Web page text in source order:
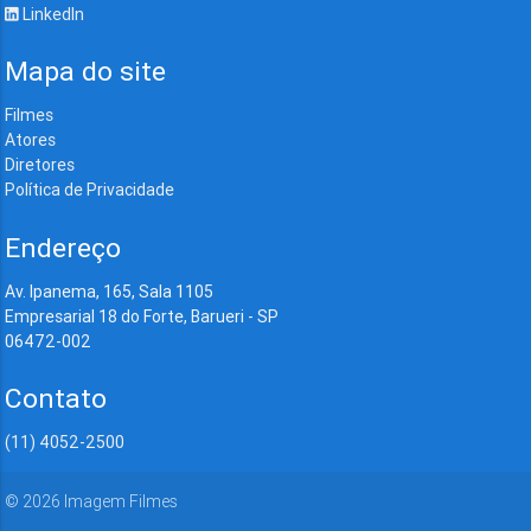
LinkedIn
Mapa do site
Filmes
Atores
Diretores
Política de Privacidade
Endereço
Av. Ipanema, 165, Sala 1105
Empresarial 18 do Forte, Barueri - SP
06472-002
Contato
(11) 4052-2500
© 2026 Imagem Filmes